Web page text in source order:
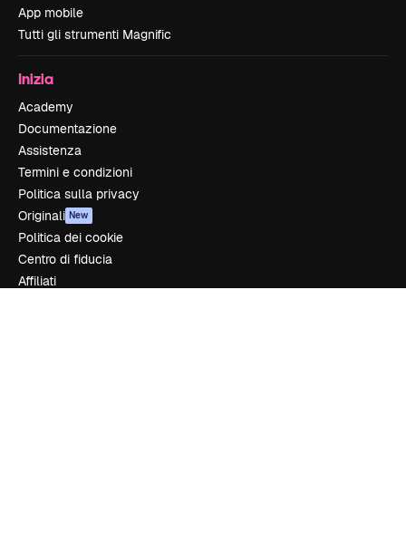
App mobile
Tutti gli strumenti Magnific
Inizia
Academy
Documentazione
Assistenza
Termini e condizioni
Politica sulla privacy
Originali New
Politica dei cookie
Centro di fiducia
Affiliati